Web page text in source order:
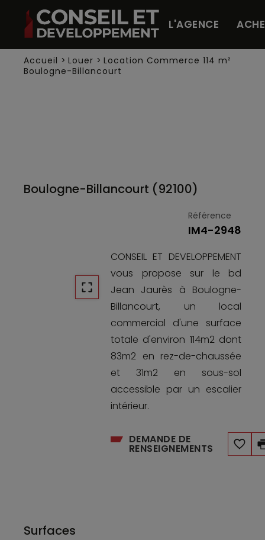
L'AGENCE
Accueil > Louer > Location Commerce 114 m²
Boulogne-Billancourt
Boulogne-Billancourt (92100)
Référence
IM4-2948
CONSEIL ET DEVELOPPEMENT
vous propose sur le bd
Jean Jaurès à Boulogne-
Billancourt, un local
commercial d'une surface
totale d'environ 114m2 dont
83m2 en rez-de-chaussée
et 31m2 en sous-sol
accessible par un escalier
intérieur.
DEMANDE DE
RENSEIGNEMENTS
Surfaces